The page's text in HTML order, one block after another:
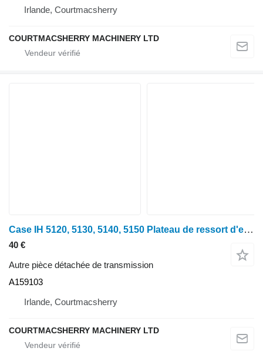
Irlande, Courtmacsherry
COURTMACSHERRY MACHINERY LTD
Case IH 5120, 5130, 5140, 5150 Plateau de ressort d'embrayage A159103 pour tracteur à roues 5120
40 €
Autre pièce détachée de transmission
A159103
Irlande, Courtmacsherry
COURTMACSHERRY MACHINERY LTD